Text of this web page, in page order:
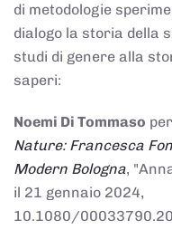
di metodologie
dialogo la storia della
studi di genere alla
saperi:
Noemi Di Tommaso
Nature: Francesca
Modern Bologna,
il 21 gennaio 2024,
10.1080/